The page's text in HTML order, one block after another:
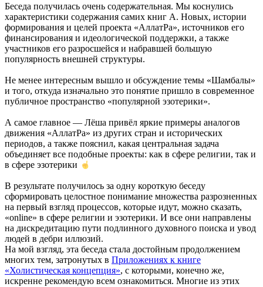
Беседа получилась очень содержательная. Мы коснулись
характеристики содержания самих книг А. Новых, истории
формирования и целей проекта «АллатРа», источников его
финансирования и идеологической поддержки, а также
участников его разросшейся и набравшей большую
популярность внешней структуры.
Не менее интересным вышло и обсуждение темы «Шамбалы»
и того, откуда изначально это понятие пришло в современное
публичное пространство «популярной эзотерики».
А самое главное — Лёша привёл яркие примеры аналогов
движения «АллатРа» из других стран и исторических
периодов, а также пояснил, какая центральная задача
объединяет все подобные проекты: как в сфере религии, так и
в сфере эзотерики
В результате получилось за одну короткую беседу
сформировать целостное понимание множества разрозненных
на первый взгляд процессов, которые идут, можно сказать,
«online» в сфере религии и эзотерики. И все они направлены
на дискредитацию пути подлинного духовного поиска и увод
людей в дебри иллюзий.
На мой взгляд, эта беседа стала достойным продолжением
многих тем, затронутых в Приложениях к книге
«Холистическая концепция», с которыми, конечно же,
искренне рекомендую всем ознакомиться. Многие из этих